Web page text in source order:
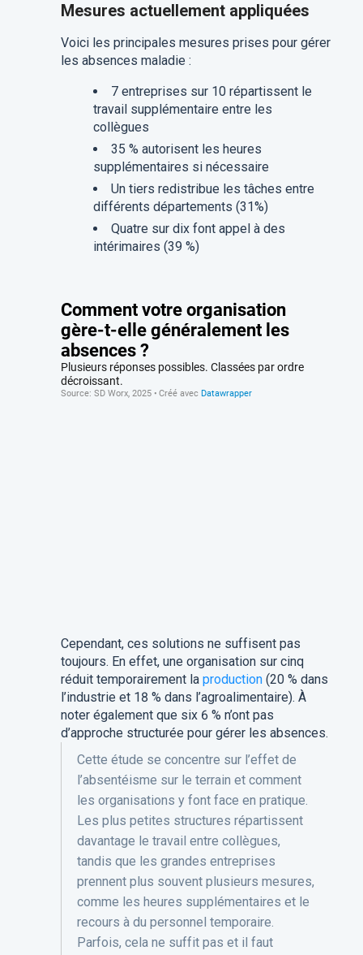
Mesures actuellement appliquées
Voici les principales mesures prises pour gérer
les absences maladie :
7 entreprises sur 10 répartissent le
travail supplémentaire entre les
collègues
35 % autorisent les heures
supplémentaires si nécessaire
Un tiers redistribue les tâches entre
différents départements (31%)
Quatre sur dix font appel à des
intérimaires (39 %)
Cependant, ces solutions ne suffisent pas
toujours. En effet, une organisation sur cinq
réduit temporairement la production(20 % dans
l’industrie et 18 % dans l’agroalimentaire). À
noter également que six 6 % n’ont pas
d’approche structurée pour gérer les absences.
Cette étude se concentre sur l’effet de
l’absentéisme sur le terrain et comment
les organisations y font face en pratique.
Les plus petites structures répartissent
davantage le travail entre collègues,
tandis que les grandes entreprises
prennent plus souvent plusieurs mesures,
comme les heures supplémentaires et le
recours à du personnel temporaire.
Parfois, cela ne suffit pas et il faut